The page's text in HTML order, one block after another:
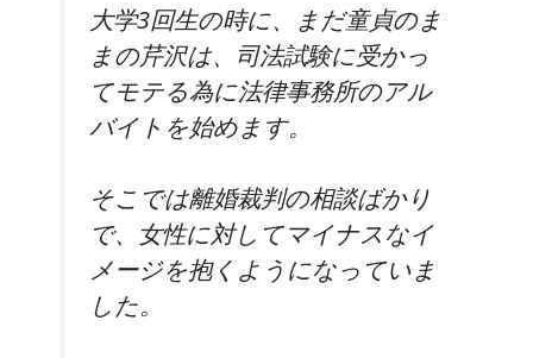
大学3回生の時に、まだ童貞のま
まの芹沢は、司法試験に受かっ
てモテる為に法律事務所のアル
バイトを始めます。
そこでは離婚裁判の相談ばかり
で、女性に対してマイナスなイ
メージを抱くようになっていま
した。